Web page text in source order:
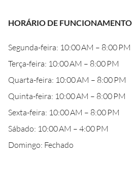
HORÁRIO DE FUNCIONAMENTO
Segunda-feira: 10:00 AM – 8:00 PM
Terça-feira: 10:00 AM – 8:00 PM
Quarta-feira: 10:00 AM – 8:00 PM
Quinta-feira: 10:00 AM – 8:00 PM
Sexta-feira: 10:00 AM – 8:00 PM
Sábado: 10:00 AM – 4:00 PM
Domingo: Fechado